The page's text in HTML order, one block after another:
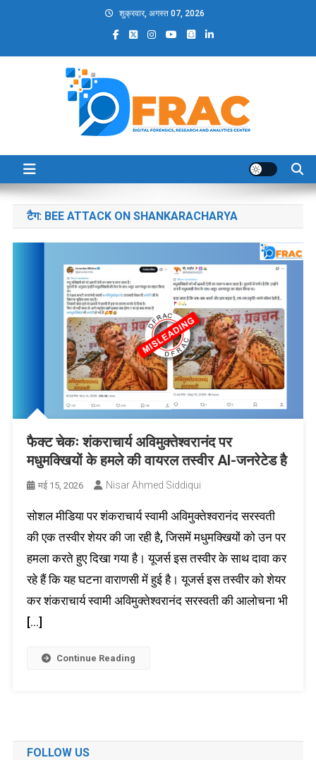
शुक्रवार, अगस्त 07, 2026
DFRAC_ORG
टैग: BEE ATTACK ON SHANKARACHARYA
फैक्ट चेकः शंकराचार्य अविमुक्तेश्वरानंद पर
मधुमक्खियों के हमले की वायरल तस्वीर AI-जनरेटेड है
मई 15, 2026 Nisar Ahmed Siddiqui
सोशल मीडिया पर शंकराचार्य स्वामी अविमुक्तेश्वरानंद सरस्वती
की एक तस्वीर शेयर की जा रही है, जिसमें मधुमक्खियों को उन पर
हमला करते हुए दिखा गया है। यूजर्स इस तस्वीर के साथ दावा कर
रहे हैं कि यह घटना वाराणसी में हुई है। यूजर्स इस तस्वीर को शेयर
कर शंकराचार्य स्वामी अविमुक्तेश्वरानंद सरस्वती की आलोचना भी
[…]
Continue Reading
FOLLOW US